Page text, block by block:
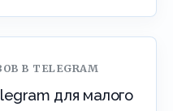
В TELEGRAM
для малого